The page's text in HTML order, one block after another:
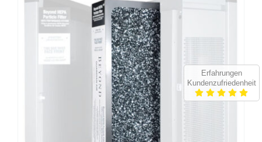
Erfahrungen
Kundenzufriedenheit